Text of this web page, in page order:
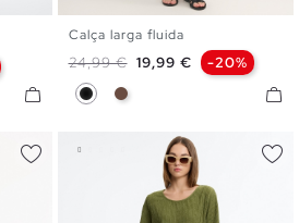
L
Calça larga fluida
Preço normal
24,99 € Preço
19,99 € -20%
PretoMarrom Escuro